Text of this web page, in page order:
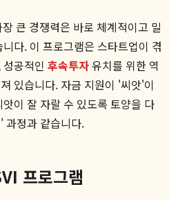
큰 경쟁력은 바로 체계적이고 밀
다. 이 프로그램은 스타트업이 겪
공적인 후속투자유치를 위한 역
있습니다. 자금 지원이 '씨앗'이
이 잘 자랄 수 있도록 토양을 다
과정과 같습니다.
프로그램